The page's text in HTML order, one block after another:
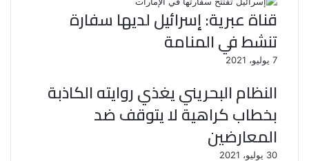
قناة عبرية: إسرائيل لديها سفارة
تنشط في المنامة
7 يوليو، 2021
النظام البحريني يغذي روايته الكاذبة
بخطاب كراهية لا يتوقف ضد
المعارضين
30 يوليو، 2021